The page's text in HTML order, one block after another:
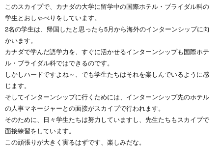
このスカイプで、カナダの大学に留学中の国際ホテル・ブライダル科の
学生とおしゃべりをしています。
2名の学生は、帰国したと思ったら5月から海外のインターンシップに向
かいます。
カナダで学んだ語学力を、すぐに活かせるインターンシップも国際ホテ
ル・ブライダル科ではできるのです。
しかしハードですよね～、でも学生たちはそれを楽しんでいるように感
じます。
そしてインターンシップに行くためには、インターンシップ先のホテル
の人事マネージャーとの面接がスカイプで行われます。
そのために、日々学生たちは努力していますし、先生たちもスカイプで
面接練習をしています。
この頑張りが大きく実るはずです、楽しみだな。